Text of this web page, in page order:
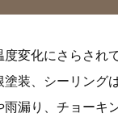
変化にさらされ
装、シーリング
漏り、チョーキ